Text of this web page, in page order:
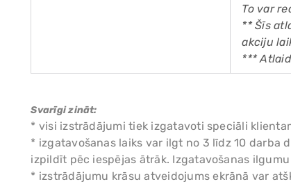
To var
** Šīs
akciju
***
Svarīgi zināt:
* visi izstrādājumi tiek izgatavoti speciāli
* izgatavošanas laiks var ilgt no 3 līdz 10 darba
izpildīt pēc iespējas ātrāk. Izgatavošanas
* izstrādājumu krāsu atveidojums ekrānā var